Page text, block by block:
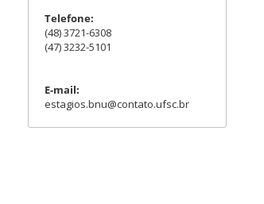
Telefone:
(48) 3721-6308
(47) 3232-5101
E-mail:
estagios.bnu@contato.ufsc.br